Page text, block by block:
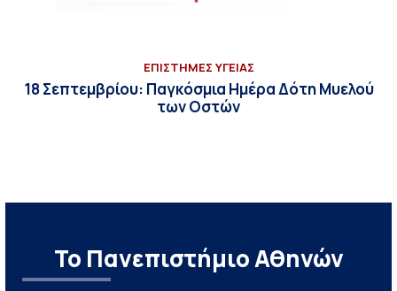
ΕΠΙΣΤΗΜΕΣ ΥΓΕΙΑΣ
18 Σεπτεμβρίου: Παγκόσμια Ημέρα Δότη Μυελού
των Οστών
Το Πανεπιστήμιο Αθηνών